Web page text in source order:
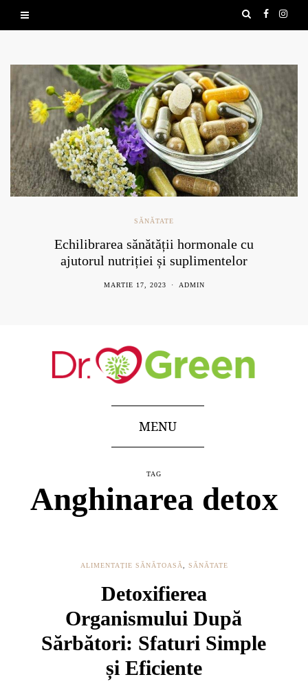
SĂNĂTATE
Echilibrarea sănătății hormonale cu
ajutorul nutriției și suplimentelor
MARTIE 17, 2023 ADMIN
MENU
TAG
Anghinarea detox
ALIMENTAȚIE SĂNĂTOASĂ SĂNĂTATE
Detoxifierea
Organismului După
Sărbători: Sfaturi Simple
și Eficiente